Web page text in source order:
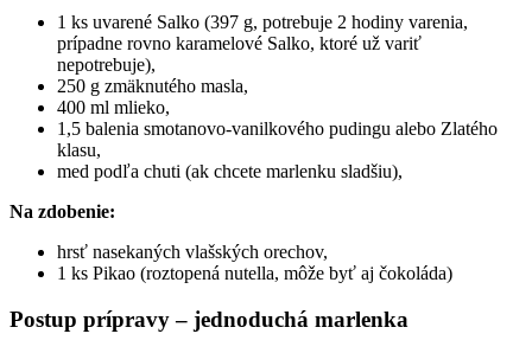
1 ks uvarené Salko (397 g, potrebuje 2 hodiny varenia,
prípadne rovno karamelové Salko, ktoré už variť
nepotrebuje),
250 g zmäknutého masla,
400 ml mlieko,
1,5 balenia smotanovo-vanilkového pudingu alebo Zlatého
klasu,
med podľa chuti (ak chcete marlenku sladšiu),
Na zdobenie:
hrsť nasekaných vlašských orechov,
1 ks Pikao (roztopená nutella, môže byť aj čokoláda)
Postup prípravy – jednoduchá marlenka